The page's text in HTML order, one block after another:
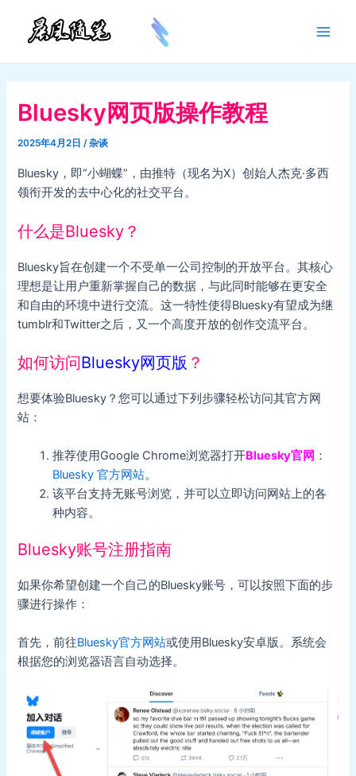
容
Bluesky网页版操作教程
2025年4月2日/杂谈
Bluesky，即“小蝴蝶”，由推特（现名为X）创始人杰克·多西
领衔开发的去中心化的社交平台。
什么是Bluesky？
Bluesky旨在创建一个不受单一公司控制的开放平台。其核心
理想是让用户重新掌握自己的数据，与此同时能够在更安全
和自由的环境中进行交流。这一特性使得Bluesky有望成为继
tumblr和Twitter之后，又一个高度开放的创作交流平台。
如何访问Bluesky网页版 ？
想要体验Bluesky？您可以通过下列步骤轻松访问其官方网
站：
推荐使用Google Chrome浏览器打开Bluesky官网 ：
Bluesky 官方网站。
该平台支持无账号浏览，并可以立即访问网站上的各
种内容。
Bluesky账号注册指南
如果你希望创建一个自己的Bluesky账号，可以按照下面的步
骤进行操作：
首先，前往Bluesky官方网站或使用Bluesky安卓版。系统会
根据您的浏览器语言自动选择。